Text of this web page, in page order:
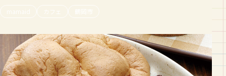
mamaid カフェ 鶴岡市